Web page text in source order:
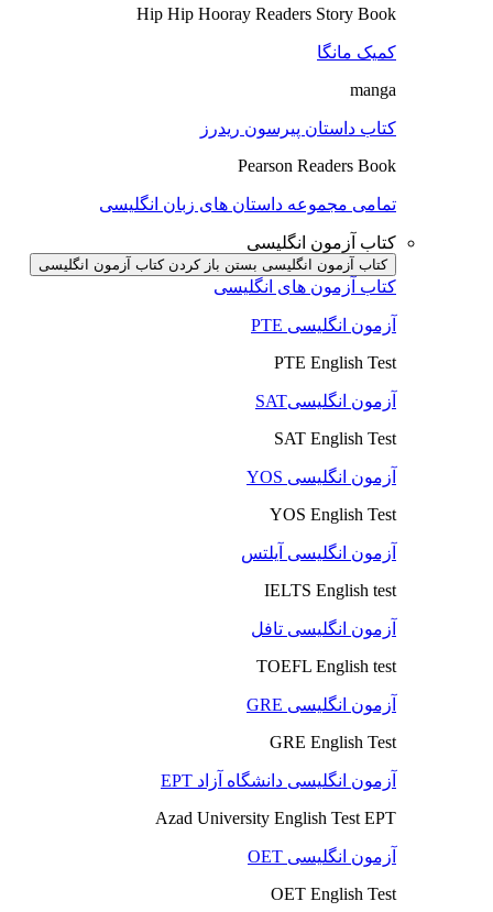
Hip Hip Hooray Readers Story Book
کمیک مانگا
manga
کتاب داستان پیرسون ریدرز
Pearson Readers Book
تمامی مجموعه داستان های زبان انگلیسی
کتاب آزمون انگلیسی
کتاب آزمون انگلیسی بستن باز کردن کتاب آزمون انگلیسی
کتاب آزمون های انگلیسی
آزمون انگلیسی PTE
PTE English Test
آزمون انگلیسیSAT
SAT English Test
آزمون انگلیسی YOS
YOS English Test
آزمون انگلیسی آیلتس
IELTS English test
آزمون انگلیسی تافل
TOEFL English test
آزمون انگلیسی GRE
GRE English Test
آزمون انگلیسی دانشگاه آزاد EPT
Azad University English Test EPT
آزمون انگلیسی OET
OET English Test